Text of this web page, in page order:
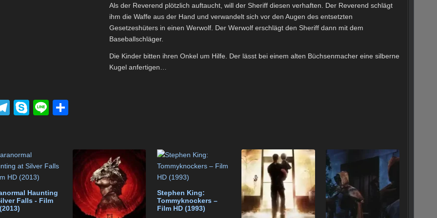
Als der Reverend plötzlich auftaucht, will der Sheriff diesen verhaften. Der Reverend schlägt
ihm die Waffe aus der Hand und verwandelt sich vor den Augen des entsetzten
Gesetzeshüters in einen Werwolf. Der Werwolf erschlägt den Sheriff dann mit dem
Baseballschläger.
Die Kinder bitten ihren Onkel um Hilfe. Der lässt bei einem alten Büchsenmacher eine silberne
Kugel anfertigen…
T
gr
a
m
S
e
Li
n
Haunting
Falls - Film
Stephen King:
Tommyknockers –
Film HD (1993)